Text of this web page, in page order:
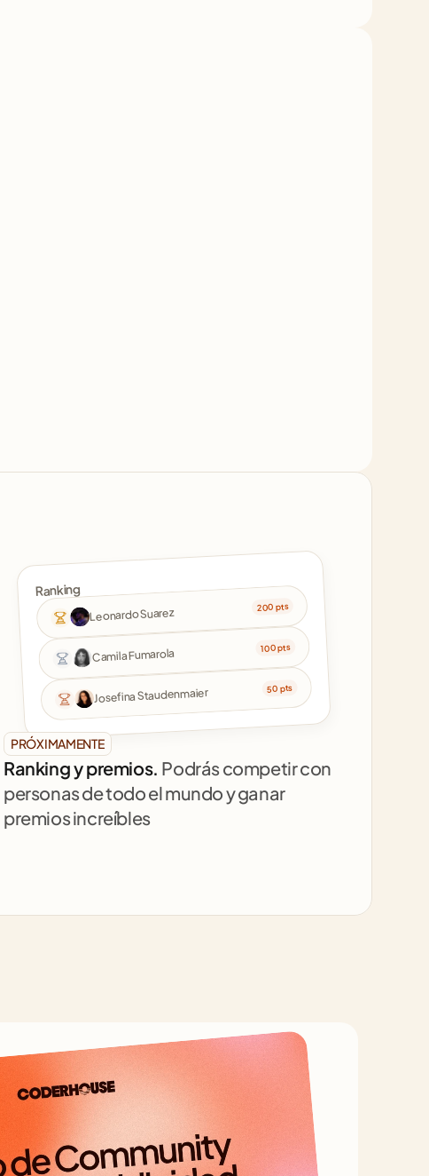
Ranking
Leonardo Suarez 200 pts
Camila Fumarola 100 pts
Josefina Staudenmaier 50 pts
PRÓXIMAMENTE
Ranking y premios. Podrás competir con
personas de todo el mundo y ganar
premios increíbles